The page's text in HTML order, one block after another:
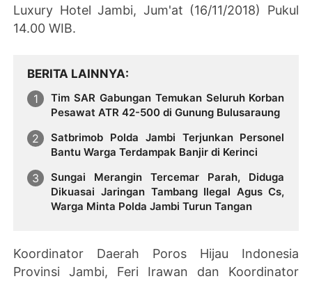
Luxury Hotel Jambi, Jum'at (16/11/2018) Pukul
14.00 WIB.
BERITA LAINNYA
Tim SAR Gabungan Temukan Seluruh Korban
Pesawat ATR 42-500 di Gunung Bulusaraung
Satbrimob Polda Jambi Terjunkan Personel
Bantu Warga Terdampak Banjir di Kerinci
Sungai Merangin Tercemar Parah, Diduga
Dikuasai Jaringan Tambang Ilegal Agus Cs,
Warga Minta Polda Jambi Turun Tangan
Koordinator Daerah Poros Hijau Indonesia
Provinsi Jambi, Feri Irawan dan Koordinator